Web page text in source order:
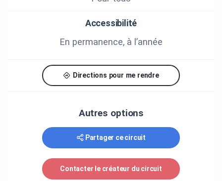
de la paroisse Saint-Alfred.
Bonnes découvertes!
MRC Beauce-Centre et Municipalité de Saint-
Source : Livre historique de Saint-Alfred
Accessibilité
En permanence, à l’année
Directions pour me rendre
Autres options
Partager ce circuit
Contacter le créateur du circuit